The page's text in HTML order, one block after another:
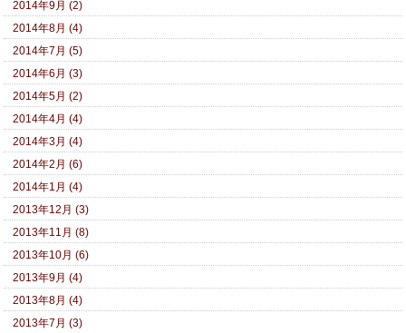
2014年9月 (2)
2014年8月 (4)
2014年7月 (5)
2014年6月 (3)
2014年5月 (2)
2014年4月 (4)
2014年3月 (4)
2014年2月 (6)
2014年1月 (4)
2013年12月 (3)
2013年11月 (8)
2013年10月 (6)
2013年9月 (4)
2013年8月 (4)
2013年7月 (3)